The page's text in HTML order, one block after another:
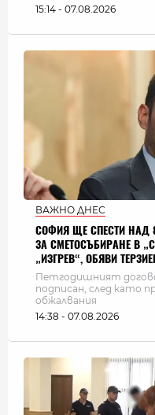
15:14 - 07.08.2026
ВАЖНО ДНЕС
СОФИЯ ЩЕ СПЕСТИ НАД
ЗА СМЕТОСЪБИРАНЕ В
„ИЗГРЕВ“, ОБЯВИ
Петгодишният
подписан, след като
обжалвания
14:38 - 07.08.2026